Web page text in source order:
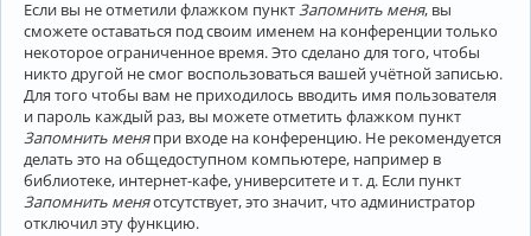
Если вы не отметили флажком пунктЗапомнить меня, вы
сможете оставаться под своим именем на конференции только
некоторое ограниченное время. Это сделано для того, чтобы
никто другой не смог воспользоваться вашей учётной записью.
Для того чтобы вам не приходилось вводить имя пользователя
и пароль каждый раз, вы можете отметить флажком пункт
Запомнить меняпри входе на конференцию. Не рекомендуется
делать это на общедоступном компьютере, например в
библиотеке, интернет-кафе, университете и т. д. Если пункт
Запомнить меняотсутствует, это значит, что администратор
отключил эту функцию.